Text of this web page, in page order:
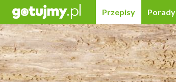
Przepisy Porady